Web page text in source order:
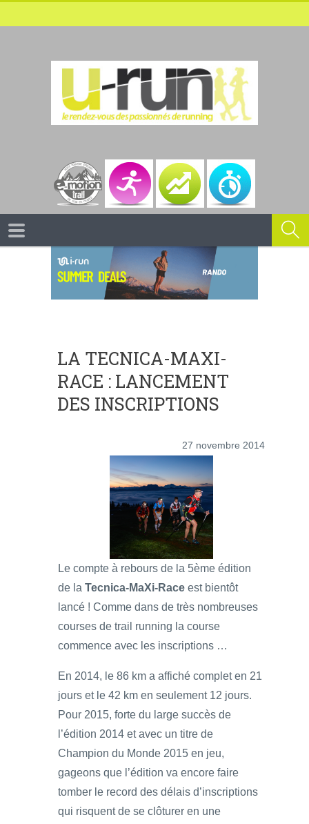
LA TECNICA-MAXI-
RACE : LANCEMENT
DES INSCRIPTIONS
27 novembre 2014
Le compte à rebours de la 5ème édition
de la Tecnica-MaXi-Race est bientôt
lancé ! Comme dans de très nombreuses
courses de trail running la course
commence avec les inscriptions …
En 2014, le 86 km a affiché complet en 21
jours et le 42 km en seulement 12 jours.
Pour 2015, forte du large succès de
l’édition 2014 et avec un titre de
Champion du Monde 2015 en jeu,
gageons que l’édition va encore faire
tomber le record des délais d’inscriptions
qui risquent de se clôturer en une